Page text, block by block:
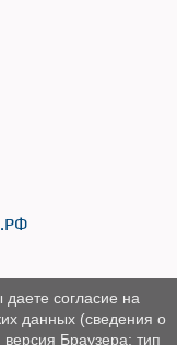
согласие на
данных (сведения о
Браузера; тип